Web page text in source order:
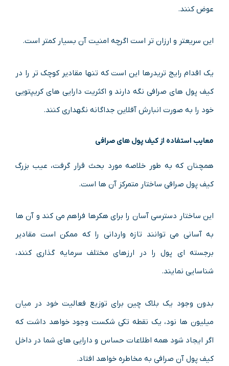
عوض کنند.
این سریعتر و ارزان تر است اگرچه امنیت آن بسیار کمتر است.
یک اقدام رایج تریدرها این است که تنها مقادیر کوچک تر را در
کیف پول های صرافی نگه دارند و اکثریت دارایی های کریپتویی
خود را به صورت انبارش آفلاین جداگانه نگهداری کنند.
معایب استفاده از کیف پول های صرافی
همچنان که به طور خلاصه مورد بحث قرار گرفت، عیب بزرگ
کیف پول صرافی ساختار متمرکز آن ها است.
این ساختار دسترسی آسان را برای هکرها فراهم می کند و آن ها
به آسانی می توانند تازه واردانی را که ممکن است مقادیر
برجسته ای پول را در ارزهای مختلف سرمایه گذاری کنند،
شناسایی نمایند.
بدون وجود یک بلاک چین برای توزیع فعالیت خود در میان
میلیون ها نود، یک نقطه تکی شکست وجود خواهد داشت که
اگر ایجاد شود همه اطلاعات حساس و دارایی های شما در داخل
کیف پول آن صرافی به مخاطره خواهد افتاد.